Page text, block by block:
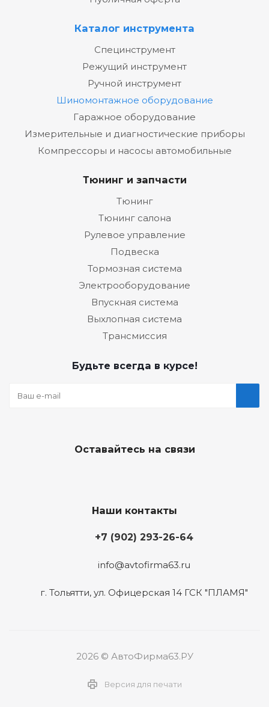
Каталог инструмента
Специнструмент
Режущий инструмент
Ручной инструмент
Шиномонтажное оборудование
Гаражное оборудование
Измерительные и диагностические приборы
Компрессоры и насосы автомобильные
Тюнинг и запчасти
Тюнинг
Тюнинг салона
Рулевое управление
Подвеска
Тормозная система
Электрооборудование
Впускная система
Выхлопная система
Трансмиссия
Будьте всегда в курсе!
Оставайтесь на связи
Наши контакты
+7 (902) 293-26-64
info@avtofirma63.ru
г. Тольятти, ул. Офицерская 14 ГСК "ПЛАМЯ"
2026 © АвтоФирма63.РУ
Версия для печати